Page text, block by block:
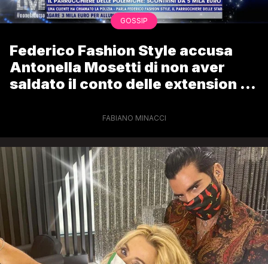
GOSSIP
Federico Fashion Style accusa
Antonella Mosetti di non aver
saldato il conto delle extension e
FABIANO MINACCI